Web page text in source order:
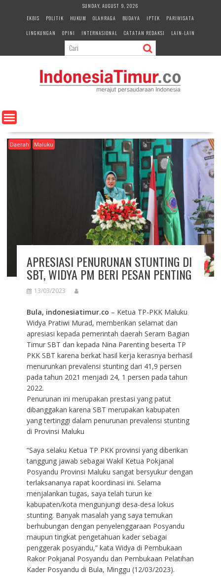
e
n
SUNDAY, AUGUST 9, 2026
EKBIS
POLITIK HUKUM OLAHRAGA BUDAYA IPTEK
PARIWISATA
LINGKUNGAN
OPINI INTERNASIONAL CATATAN REDAKSI LAIN-LAIN
Daerah Maluku
APRESIASI PENURUNAN STUNTING DI
SBT, WIDYA PM BERI PESAN PENTING
13/03/2023
Bula, indonesiatimur.co – Ketua TP-PKK Maluku
Widya Pratiwi Murad, memberikan selamat dan
apresiasi kepada pemerintah daerah Seram Bagian
Timur SBT dan kepada Nina Parenting beserta TP
PKK SBT karena berkat hasil kerja kerasnya berhasil
menurunkan prevalensi stunting dari 41,9 persen
pada tahun 2021 menjadi 24, 1 persen pada tahun
2022.
Penurunan ini merupakan prestasi yang patut
dibanggakan karena SBT merupakan kabupaten
yang tertinggi dalam penurunan prevalensi stunting
di Provinsi Maluku
“Saya selaku Ketua TP PKK provinsi yang diberikan
tanggung jawab sebagai Wakil Ketua Pokjanal
Posyandu Provinsi Maluku sangat bersyukur dengan
terlaksananya rapat koordinasi ini. Selama
menjalankan tugas, saya telah turun ke
kabupaten/kota mengunjungi desa-desa lokus
stunting. Banyak masalah yang saya temukan
berhubungan dengan penyelenggaraan Posyandu
maupun tingkat pengetahuan kader sebagai
penggerak posyandu,” kata Widya di Pembukaan
Rakor Pokjanal Posyandu dan Pembukaan Pelatihan
Kader Posyandu di Bula, Minggu (12/03/2023).